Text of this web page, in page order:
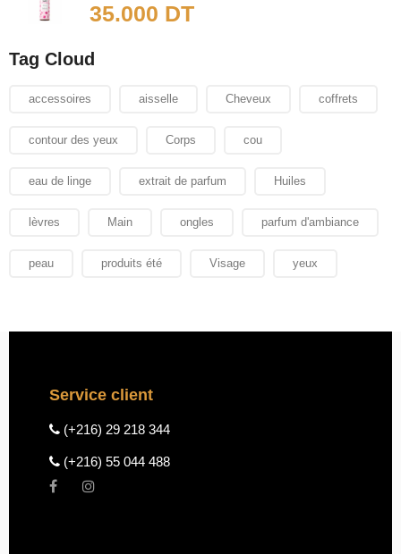
35.000 DT
Tag Cloud
accessoires aisselle Cheveux coffrets
contour des yeux Corps cou
eau de linge extrait de parfum Huiles
lèvres Main ongles parfum d'ambiance
peau produits été Visage yeux
Service client
(+216) 29 218 344
(+216) 55 044 488